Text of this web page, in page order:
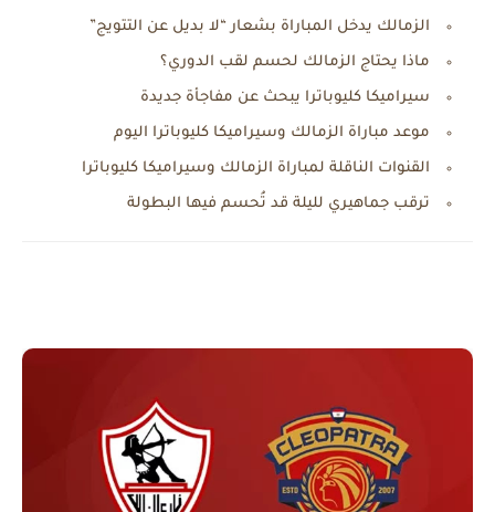
الزمالك يدخل المباراة بشعار “لا بديل عن التتويج”
ماذا يحتاج الزمالك لحسم لقب الدوري؟
سيراميكا كليوباترا يبحث عن مفاجأة جديدة
موعد مباراة الزمالك وسيراميكا كليوباترا اليوم
القنوات الناقلة لمباراة الزمالك وسيراميكا كليوباترا
ترقب جماهيري لليلة قد تُحسم فيها البطولة